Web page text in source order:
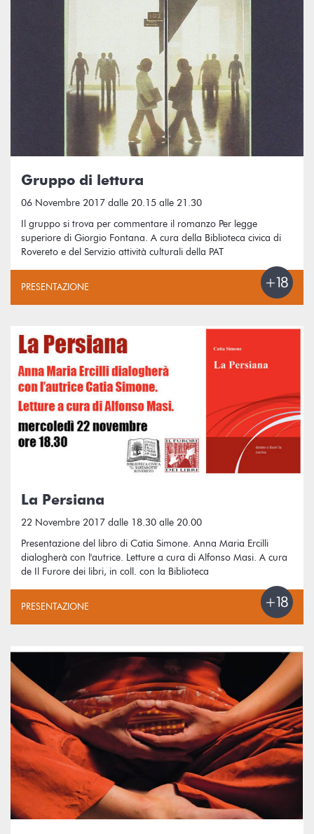
Gruppo di lettura
06 Novembre 2017 dalle 20.15 alle 21.30
Il gruppo si trova per commentare il romanzo Per legge
superiore di Giorgio Fontana. A cura della Biblioteca civica di
Rovereto e del Servizio attività culturali della PAT
PRESENTAZIONE
La Persiana
22 Novembre 2017 dalle 18.30 alle 20.00
Presentazione del libro di Catia Simone. Anna Maria Ercilli
dialogherà con l'autrice. Letture a cura di Alfonso Masi. A cura
de Il Furore dei libri, in coll. con la Biblioteca
PRESENTAZIONE